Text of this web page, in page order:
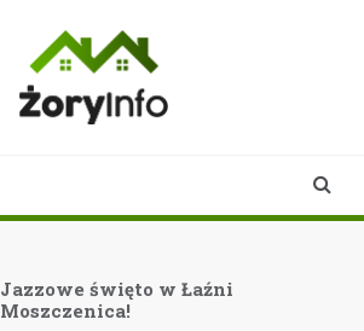
Jazzowe święto w Łaźni
Moszczenica!